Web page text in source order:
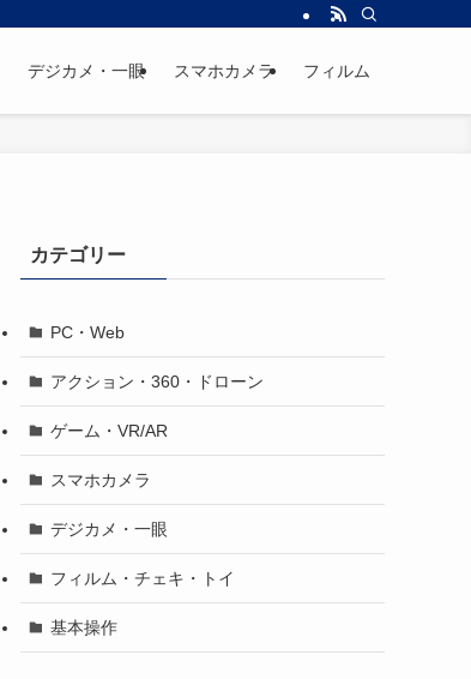
デジカメ・一眼 スマホカメラ フィルム
カテゴリー
PC・Web
アクション・360・ドローン
ゲーム・VR/AR
スマホカメラ
デジカメ・一眼
フィルム・チェキ・トイ
基本操作